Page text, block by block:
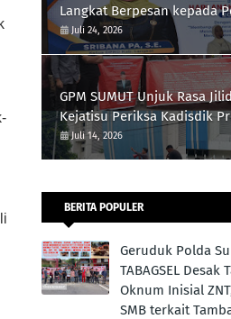
Langkat Berpesan kepada
Narkotika
Juli 24, 2026
GPM SUMUT Unjuk Rasa
Kejatisu Periksa Kadisdik
PPK, dan Perusahaan
Revitalisasi Lapangan
B Pengatur Proyek
Juli 14, 2026
BERITA POPULER
Geruduk Polda
TABAGSEL Desak
Oknum Inisial
SMB terkait